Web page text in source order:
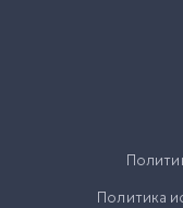
Политика